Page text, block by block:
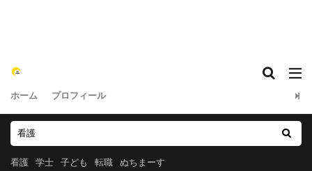
ホーム プロフィール
看護 学士 子ども 転職 ぬちまーす